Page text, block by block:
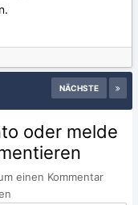
NÄCHSTE
oder melde
einen Kommentar